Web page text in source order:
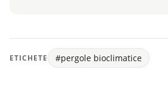
ETICHETE #pergole bioclimatice